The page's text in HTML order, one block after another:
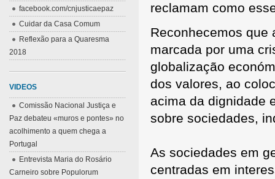
reclamam como
Reconhecemos que
marcada por uma
globalização
dos valores, ao
acima da dignidade
sobre sociedades,
As sociedades em
centradas em
facebook.com/cnjusticaepaz
Cuidar da Casa Comum
Reflexão para a Quaresma
2018
VIDEOS
Comissão Nacional Justiça e
Paz debateu «muros e pontes» no
acolhimento a quem chega a
Portugal
Entrevista Maria do Rosário
Carneiro sobre Populorum